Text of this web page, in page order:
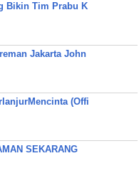
Bikin Tim Prabu K
Jakarta John
(Offi
SEKARANG